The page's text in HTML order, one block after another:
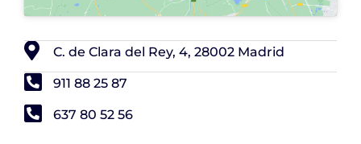
C. de Clara del Rey, 4, 28002 Madrid
911 88 25 87
637 80 52 56